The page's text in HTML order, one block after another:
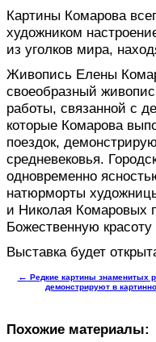
Картины Комарова
художником
из уголков мира,
Живопись Елены
своеобразный
работы, связанной с
которые Комарова
поездок,
средневековья.
одновременно
натюрморты
и Николая Комаровых
Божественную
Выставка будет
← Редкие картины знаменитых
демонстрируют в
Похожие материалы: